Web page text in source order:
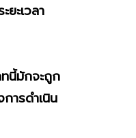
ยะเวลา
ทนี้มักจะถูก
ารดำเนิน